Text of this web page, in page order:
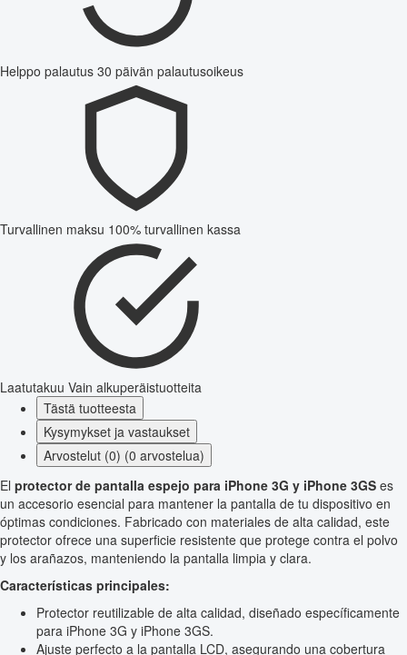
Helppo palautus 30 päivän palautusoikeus
Turvallinen maksu 100% turvallinen kassa
Laatutakuu Vain alkuperäistuotteita
Tästä tuotteesta
Kysymykset ja vastaukset
Arvostelut (0) (0 arvostelua)
El protector de pantalla espejo para iPhone 3G y iPhone 3GS es
un accesorio esencial para mantener la pantalla de tu dispositivo en
óptimas condiciones. Fabricado con materiales de alta calidad, este
protector ofrece una superficie resistente que protege contra el polvo
y los arañazos, manteniendo la pantalla limpia y clara.
Características principales:
Protector reutilizable de alta calidad, diseñado específicamente
para iPhone 3G y iPhone 3GS.
Ajuste perfecto a la pantalla LCD, asegurando una cobertura